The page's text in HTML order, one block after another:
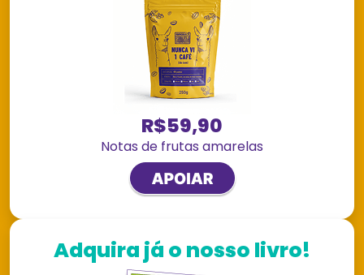
R$59,90
Notas de frutas amarelas
Adquira já o nosso livro!